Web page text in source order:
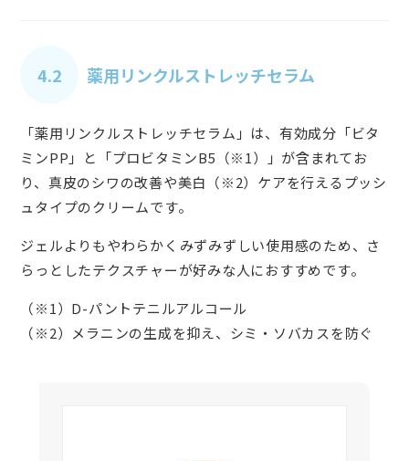
4.2 薬用リンクルストレッチセラム
「薬用リンクルストレッチセラム」は、有効成分「ビタ
ミンPP」と「プロビタミンB5（※1）」が含まれてお
り、真皮のシワの改善や美白（※2）ケアを行えるプッシ
ュタイプのクリームです。
ジェルよりもやわらかくみずみずしい使用感のため、さ
らっとしたテクスチャーが好みな人におすすめです。
（※1）D-パントテニルアルコール
（※2）メラニンの生成を抑え、シミ・ソバカスを防ぐ